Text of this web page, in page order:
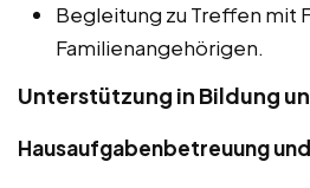
Begleitung zu Treffen mit
Familienangehörigen.
Unterstützung in Bildung
Hausaufgabenbetreuung